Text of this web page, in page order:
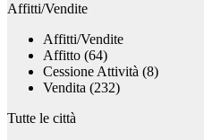
Affitti/Vendite
Affitti/Vendite
Affitto (64)
Cessione Attività (8)
Vendita (232)
Tutte le città